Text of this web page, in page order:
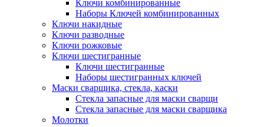
Ключи комбинированные
Наборы Ключей комбинированных
Ключи накидные
Ключи разводные
Ключи рожковые
Ключи шестигранные
Ключи шестигранные
Наборы шестигранных ключей
Маски сварщика, стекла, каски
Стекла запасные для маски сварщи
Стекла запасные для маски сварщика
Молотки